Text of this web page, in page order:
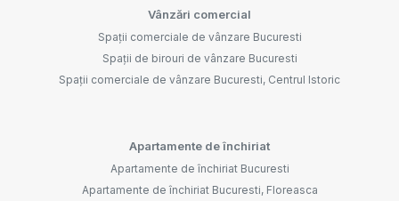
Vânzări comercial
Spații comerciale de vânzare Bucuresti
Spații de birouri de vânzare Bucuresti
Spații comerciale de vânzare Bucuresti, Centrul Istoric
Apartamente de închiriat
Apartamente de închiriat Bucuresti
Apartamente de închiriat Bucuresti, Floreasca